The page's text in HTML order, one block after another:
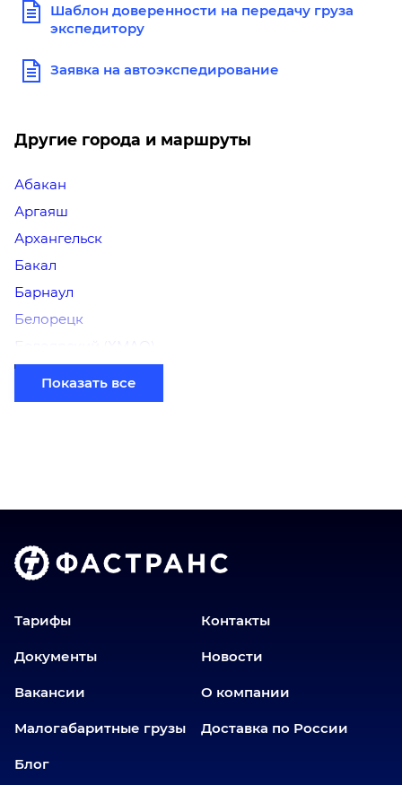
Шаблон доверенности на передачу груза
экспедитору
Заявка на автоэкспедирование
Другие города и маршруты
Абакан
Аргаяш
Архангельск
Бакал
Барнаул
Белорецк
Белоярский (ХМАО)
Березники
Бийск
Волгоград
Донецк
Еманжелинск
Заводоуковск
Златоуст
Иваново
Показать все
Тарифы Контакты
Документы Новости
Вакансии О компании
Малогабаритные грузы Доставка по России
Блог